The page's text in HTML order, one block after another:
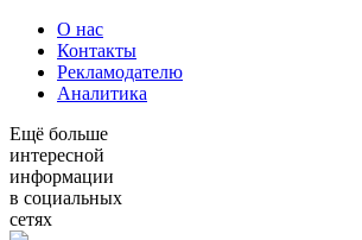
О нас
Контакты
Рекламодателю
Аналитика
Ещё больше
интересной
информации
в социальных
сетях